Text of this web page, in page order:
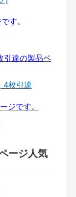
4枚引違
ージ人気